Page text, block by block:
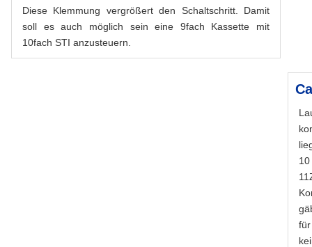
Diese Klemmung vergrößert den Schaltschritt. Damit
soll es auch möglich sein eine 9fach Kassette mit
10fach STI anzusteuern.